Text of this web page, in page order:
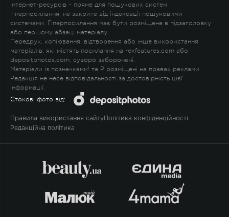
Інтернет-ресурсів – пряме для пошукових систем
гіперпосилання, не закрите від індексації пошуковими
системами. Гіперпосилання має бути розміщене в підзаголовку
або першому абзаці матеріалу.
Передрук, копіювання, відтворення або інше використання
матеріалів, які містять посилання на rexfeatures.com або
depositphotos.com, суворо заборонені.
Матеріали із позначками! та P розміщені на правах реклами.
Редакція не несе відповідальності за достовірність цієї
інформації.
Стокові фото від:
Правила використання сайту Політика конфіденційності
Редакційна політика